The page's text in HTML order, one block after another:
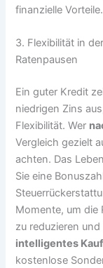
finanzielle Vorteile.
3. Flexibilität in
Ratenpausen
Ein guter Kredit
niedrigen Zins
Flexibilität. Wer
Vergleich gezielt
achten. Das
Sie eine
Momente, um die
zu reduzieren
intelligentes
kostenlose